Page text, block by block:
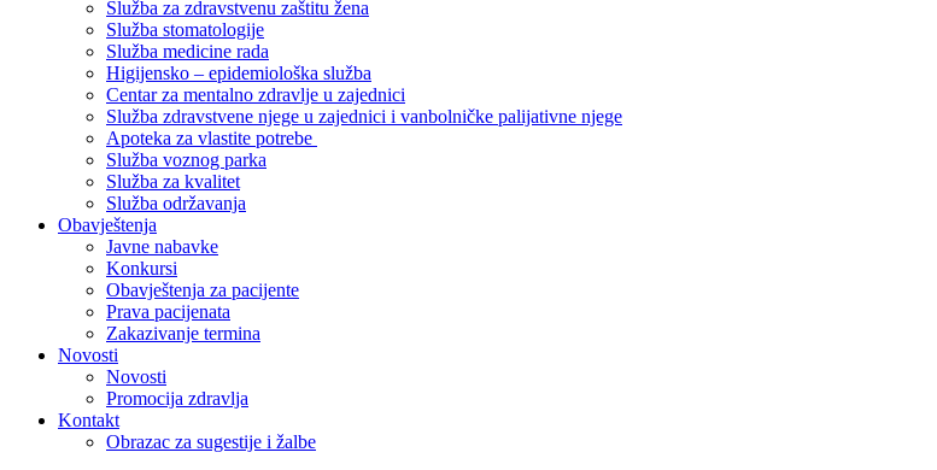
Služba za zdravstvenu zaštitu žena
Služba stomatologije
Služba medicine rada
Higijensko – epidemiološka služba
Centar za mentalno zdravlje u zajednici
Služba zdravstvene njege u zajednici i vanbolničke palijativne njege
Apoteka za vlastite potrebe
Služba voznog parka
Služba za kvalitet
Služba održavanja
Obavještenja
Javne nabavke
Konkursi
Obavještenja za pacijente
Prava pacijenata
Zakazivanje termina
Novosti
Novosti
Promocija zdravlja
Kontakt
Obrazac za sugestije i žalbe